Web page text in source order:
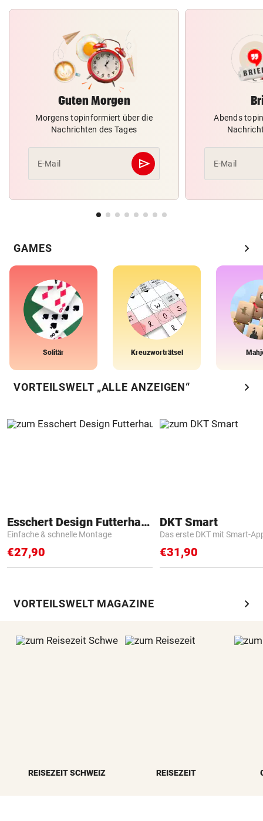
Guten Morgen
Morgens topinformiert über die
Nachrichten des Tages
E-Mail send
Abschicken
Abends
E-Mail
GAMES chevron_right
Solitär Kreuzworträtsel
VORTEILSWELT „ALLE ANZEIGEN“ chevron_right
Esschert Design Futterhaus
Einfache & schnelle Montage
€27,90
DKT Smart
Das erste DKT mit Smart-
€31,90
VORTEILSWELT MAGAZINE chevron_right
REISEZEIT SCHWEIZ REISEZEIT